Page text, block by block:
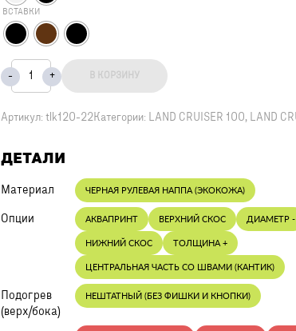
ВСТАВКИ
В КОРЗИНУ
Артикул: tlk120-22Категории: LAND CRUISER 100, LAND
ДЕТАЛИ
Материал ЧЕРНАЯ РУЛЕВАЯ НАППА (ЭКОКОЖА)
Опции АКВАПРИНТ ВЕРХНИЙ СКОС ДИАМЕТР -
НИЖНИЙ СКОС ТОЛЩИНА +
ЦЕНТРАЛЬНАЯ ЧАСТЬ СО ШВАМИ (КАНТИК)
Подогрев
(верх/бока)
НЕШТАТНЫЙ (БЕЗ ФИШКИ И КНОПКИ)